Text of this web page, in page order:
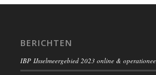
BERICHTEN
IBP IJsselmeergebied 2023 online &